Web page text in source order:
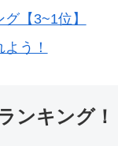
【3~1位】
う！
ンキング！